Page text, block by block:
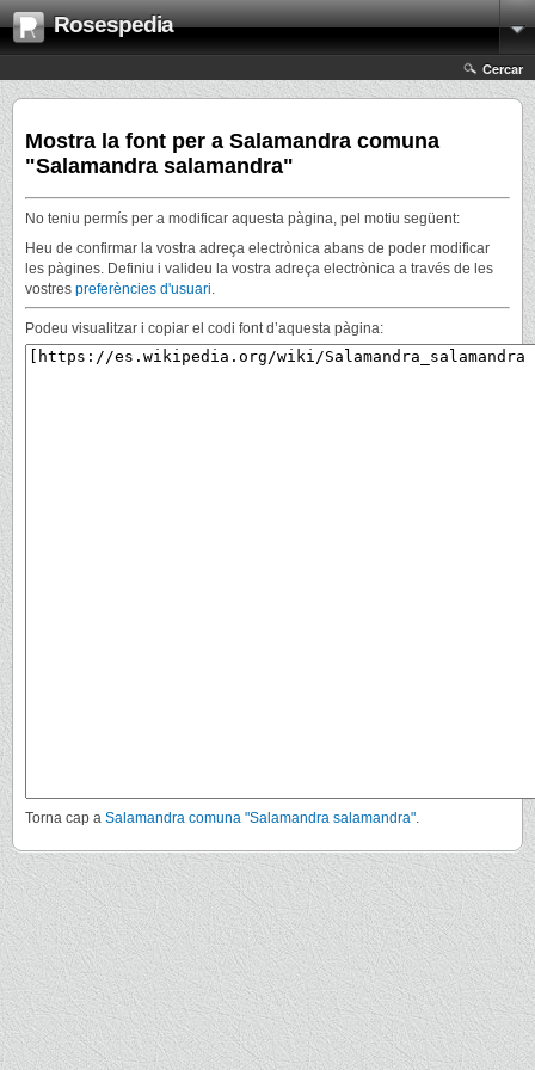
Rosespedia
Cercar
Mostra la font per a Salamandra comuna
"Salamandra salamandra"
No teniu permís per a modificar aquesta pàgina, pel motiu següent:
Heu de confirmar la vostra adreça electrònica abans de poder modificar
les pàgines. Definiu i valideu la vostra adreça electrònica a través de les
vostres preferències d'usuari.
Podeu visualitzar i copiar el codi font d’aquesta pàgina:
Torna cap a Salamandra comuna "Salamandra salamandra".